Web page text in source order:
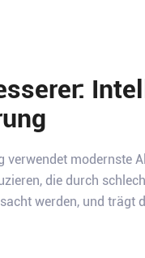
verwendet modernste
die durch
werden, und trägt